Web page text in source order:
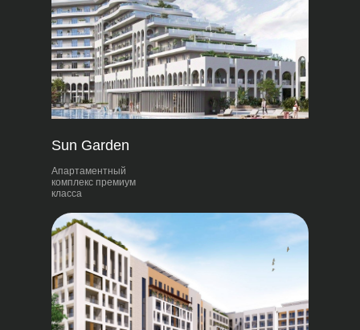
Апартаментный
комплекс премиум
класса
Sun Garden